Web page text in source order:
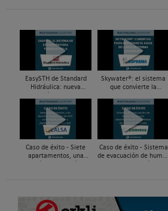
EasySTH de Standard
Hidráulica: nueva
de expansión para
tuberías PEX
Skywater®: el sistema
que convierte la
infraestructura activa de
gestión del agua...
Caso de éxito - Siete
apartamentos, una
Caso de éxito - Sistema
de evacuación de humos